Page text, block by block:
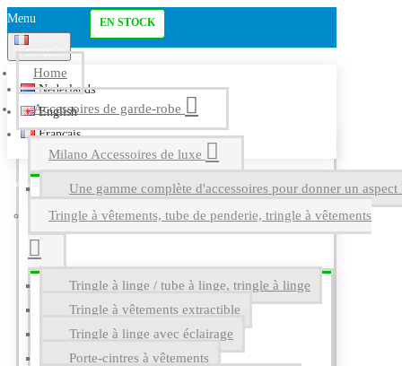
Menu
Français
Nederlands
English
Français
Home
Accessoires de garde-robe
Milano Accessoires de luxe
Une gamme complète d'accessoires pour donner un
Tringle à vêtements, tube de penderie, tringle à vêtements
Tringle à linge / tube à linge, tringle à linge
Tringle à vêtements extractible
Tringle à linge avec éclairage
Porte-cintres à vêtements
EN STOCK